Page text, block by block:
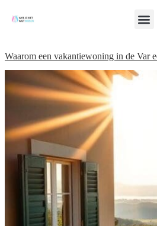
Waarom een vakantiewoning in de Var